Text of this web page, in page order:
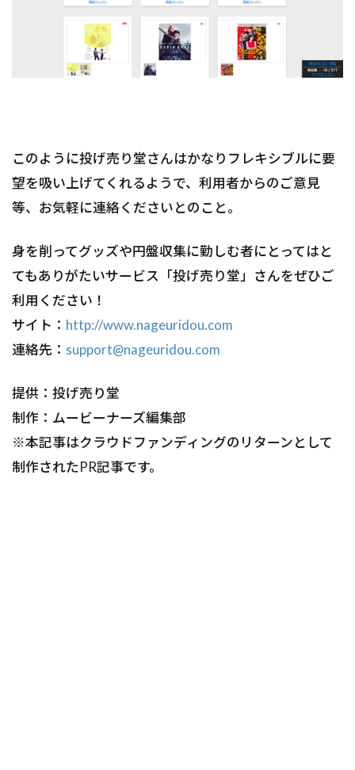
このように投げ売り堂さんはかなりフレキシブルに要
望を吸い上げてくれるようで、利用者からのご意見
等、お気軽に連絡くださいとのこと。
身を削ってグッズや円盤収集に勤しむ者にとってはと
てもありがたいサービス「投げ売り堂」さんをぜひご
利用ください！
サイト： http://www.nageuridou.com
連絡先： support@nageuridou.com
提供：投げ売り堂
制作：ムービーナーズ編集部
※本記事はクラウドファンディングのリターンとして
制作されたPR記事です。